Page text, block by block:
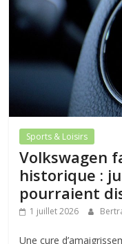
Sports & Loisirs
Volkswagen
historique :
pourraient
1 juillet 2026
Une cure